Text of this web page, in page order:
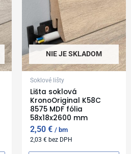
NIE JE SKLADOM
Soklové lišty
Lišta soklová
KronoOriginal K58C
8575 MDF fólia
58x18x2600 mm
2,50€ bm
2,03€ bez DPH